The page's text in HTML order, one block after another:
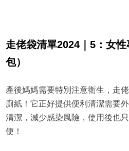
走佬袋清單2024｜5：女
包）
產後媽媽需要特別注意衛生，走
廁紙！它正好提供便利清潔需要
清潔，減少感染風險，使用後也
便！